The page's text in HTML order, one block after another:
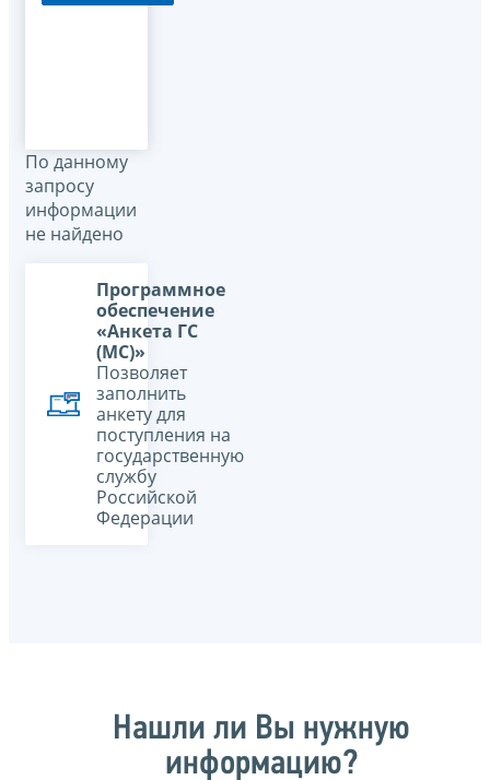
По данному
запросу
информации
не найдено
Программное
обеспечение
«Анкета ГС
(МС)»
Позволяет
заполнить
анкету для
поступления на
государственную
службу
Российской
Федерации
Нашли ли Вы нужную
информацию?